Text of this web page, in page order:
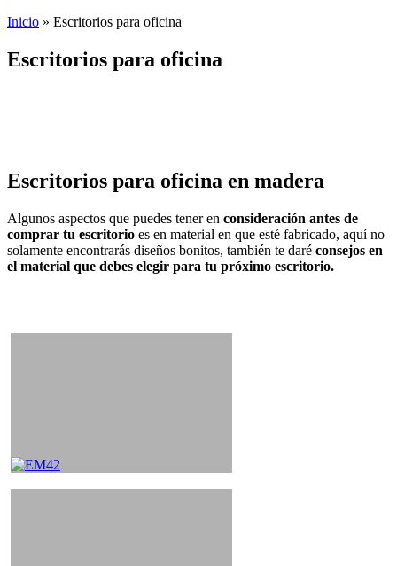
Inicio » Escritorios para oficina
Escritorios para oficina
Escritorios para oficina en madera
Algunos aspectos que puedes tener en consideración antes de
comprar tu escritorio es en material en que esté fabricado, aquí no
solamente encontrarás diseños bonitos, también te daré consejos en
el material que debes elegir para tu próximo escritorio.